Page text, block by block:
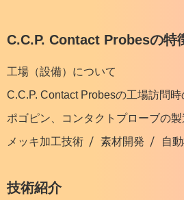
C.C.P. Contact Probesの特
工場（設備）について
C.C.P. Contact Probesの工場訪問
ポゴピン、コンタクトプローブの製
メッキ加工技術
素材開発 自
技術紹介